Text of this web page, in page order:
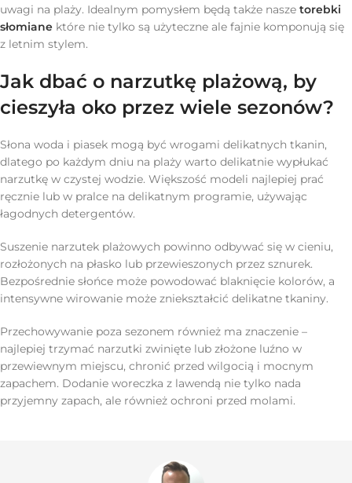
uwagi na plaży. Idealnym pomysłem będą także nasze torebki
słomiane które nie tylko są użyteczne ale fajnie komponują się
z letnim stylem.
Jak dbać o narzutkę plażową, by
cieszyła oko przez wiele sezonów?
Słona woda i piasek mogą być wrogami delikatnych tkanin,
dlatego po każdym dniu na plaży warto delikatnie wypłukać
narzutkę w czystej wodzie. Większość modeli najlepiej prać
ręcznie lub w pralce na delikatnym programie, używając
łagodnych detergentów.
Suszenie narzutek plażowych powinno odbywać się w cieniu,
rozłożonych na płasko lub przewieszonych przez sznurek.
Bezpośrednie słońce może powodować blaknięcie kolorów, a
intensywne wirowanie może zniekształcić delikatne tkaniny.
Przechowywanie poza sezonem również ma znaczenie –
najlepiej trzymać narzutki zwinięte lub złożone luźno w
przewiewnym miejscu, chronić przed wilgocią i mocnym
zapachem. Dodanie woreczka z lawendą nie tylko nada
przyjemny zapach, ale również ochroni przed molami.